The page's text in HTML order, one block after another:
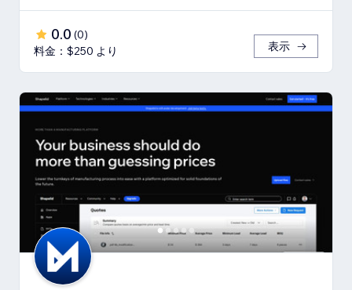
0.0 (0)
料金：$250 より
表示